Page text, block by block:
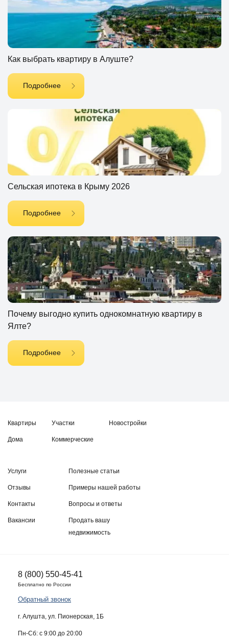
Как выбрать квартиру в Алуште?
Подробнее
Сельская ипотека в Крыму 2026
Подробнее
Почему выгодно купить однокомнатную квартиру в
Ялте?
Подробнее
Квартиры
Дома
Участки
Коммерческие
Новостройки
Услуги
Отзывы
Контакты
Вакансии
Полезные статьи
Примеры нашей работы
Вопросы и ответы
Продать вашу
недвижимость
8 (800) 550-45-41
Бесплатно по России
Обратный звонок
г. Алушта, ул. Пионерская, 1Б
Пн-Сб: с 9:00 до 20:00